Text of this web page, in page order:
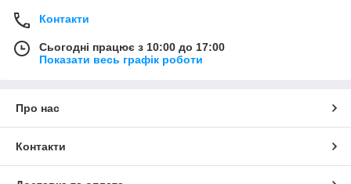
Контакти
Сьогодні працює з 10:00 до 17:00
Показати весь графік роботи
Про нас
Контакти